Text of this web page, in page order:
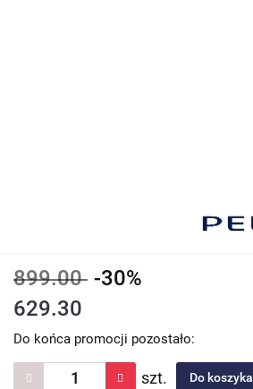
899.00 -30%
629.30
Do końca promocji pozostało:
szt. Do koszyka